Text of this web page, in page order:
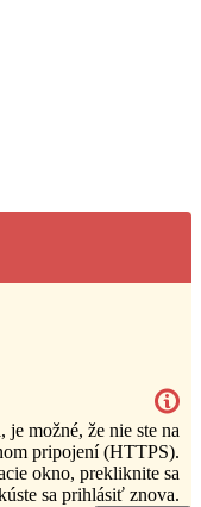
možné, že nie ste na
pripojení (HTTPS).
okno, prekliknite sa
sa prihlásiť znova.